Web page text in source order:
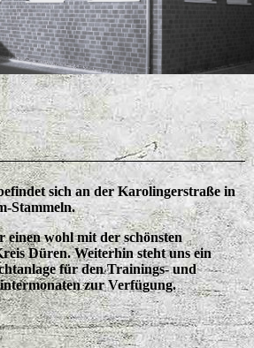
sich an der Karolingerstraße in
Stammeln.
wohl mit der schönsten
Düren. Weiterhin steht uns ein
für den Trainings- und
zur Verfügung.